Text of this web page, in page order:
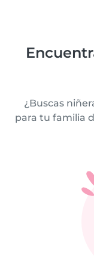
¿Buscas
para tu familia